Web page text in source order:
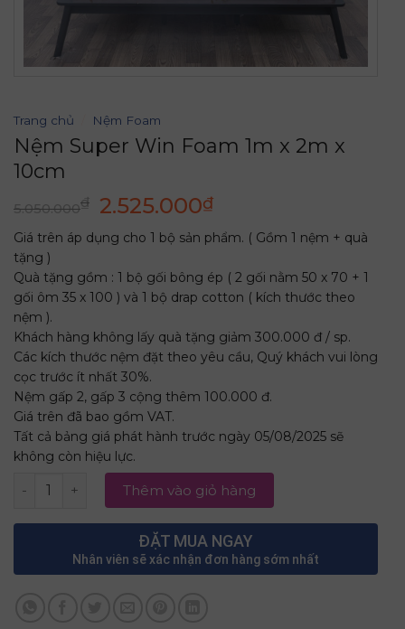
Trang chủ Nệm Foam
Nệm Super Win Foam 1m x 2m x
10cm
5.050.000₫
Giá
gốc
là:
5.050.000₫.
2.525.000₫Giá
hiện
tại
là:
2.525.000₫.
Giá trên áp dụng cho 1 bộ sản phẩm. ( Gồm 1 nệm + quà
tặng )
Quà tặng gồm : 1 bộ gối bông ép ( 2 gối nằm 50 x 70 + 1
gối ôm 35 x 100 ) và 1 bộ drap cotton ( kích thước theo
nệm ).
Khách hàng không lấy quà tặng giảm 300.000 đ / sp.
Các kích thước nệm đặt theo yêu cầu, Quý khách vui lòng
cọc trước ít nhất 30%.
Nệm gấp 2, gấp 3 cộng thêm 100.000 đ.
Giá trên đã bao gồm VAT.
Tất cả bảng giá phát hành trước ngày 05/08/2025 sẽ
không còn hiệu lực.
Nệm Super Win Foam 1m x 2m x 10cm số lượng
Thêm vào giỏ hàng
ĐẶT MUA NGAY
Nhân viên sẽ xác nhận đơn hàng sớm nhất